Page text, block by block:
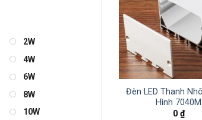
Đèn LED Thanh
Hình 7040M
0 ₫
Đèn LED Thanh Nhôm Định
2W
4W
6W
8W
10W